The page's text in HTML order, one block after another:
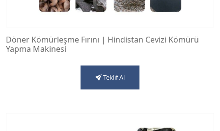
Döner Kömürleşme Fırını | Hindistan Cevizi Kömürü
Yapma Makinesi
Teklif Al